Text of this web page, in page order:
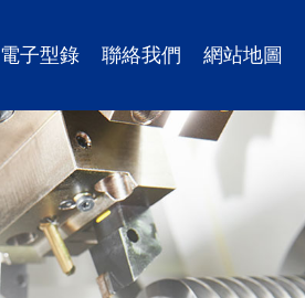
電子型錄 聯絡我們 網站地圖